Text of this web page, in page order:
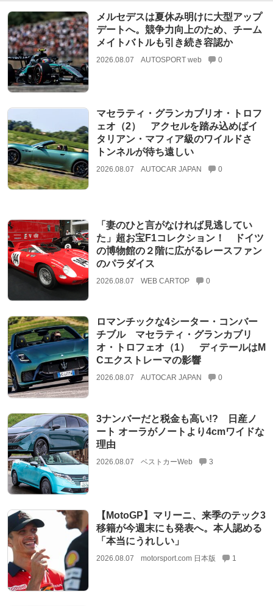
メルセデスは夏休み明けに大型アップ
デートへ。競争力向上のため、チーム
メイトバトルも引き続き容認か
2026.08.07 AUTOSPORT web 0
マセラティ・グランカブリオ・トロフ
ェオ（2） アクセルを踏み込めばイ
タリアン・マフィア級のワイルドさ
トンネルが待ち遠しい
2026.08.07 AUTOCAR JAPAN 0
「妻のひと言がなければ見逃してい
た」超お宝F1コレクション！ ドイツ
の博物館の２階に広がるレースファン
のパラダイス
2026.08.07 WEB CARTOP 0
ロマンチックな4シーター・コンバー
チブル マセラティ・グランカブリ
オ・トロフェオ（1） ディテールはM
Cエクストレーマの影響
2026.08.07 AUTOCAR JAPAN 0
3ナンバーだと税金も高い!? 日産ノ
ート オーラがノートより4cmワイドな
理由
2026.08.07 ベストカーWeb 3
【MotoGP】マリーニ、来季のテック3
移籍が今週末にも発表へ。本人認める
「本当にうれしい」
2026.08.07 motorsport.com 日本版 1